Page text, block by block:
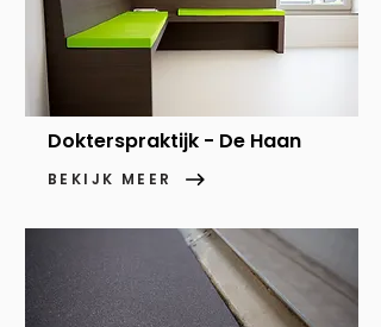
Dokterspraktijk - De Haan
BEKIJK MEER